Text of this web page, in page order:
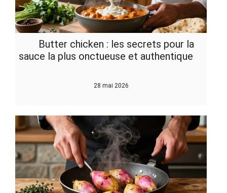
Butter chicken : les secrets pour la
sauce la plus onctueuse et authentique
28 mai 2026